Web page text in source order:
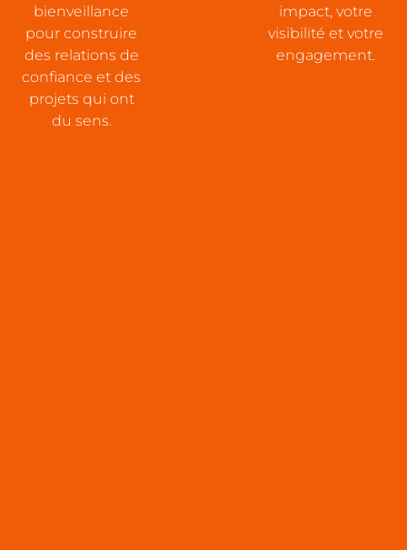
bienveillance
pour construire
des relations de
confiance et des
projets qui ont
du sens.
impact, votre
visibilité et votre
engagement.